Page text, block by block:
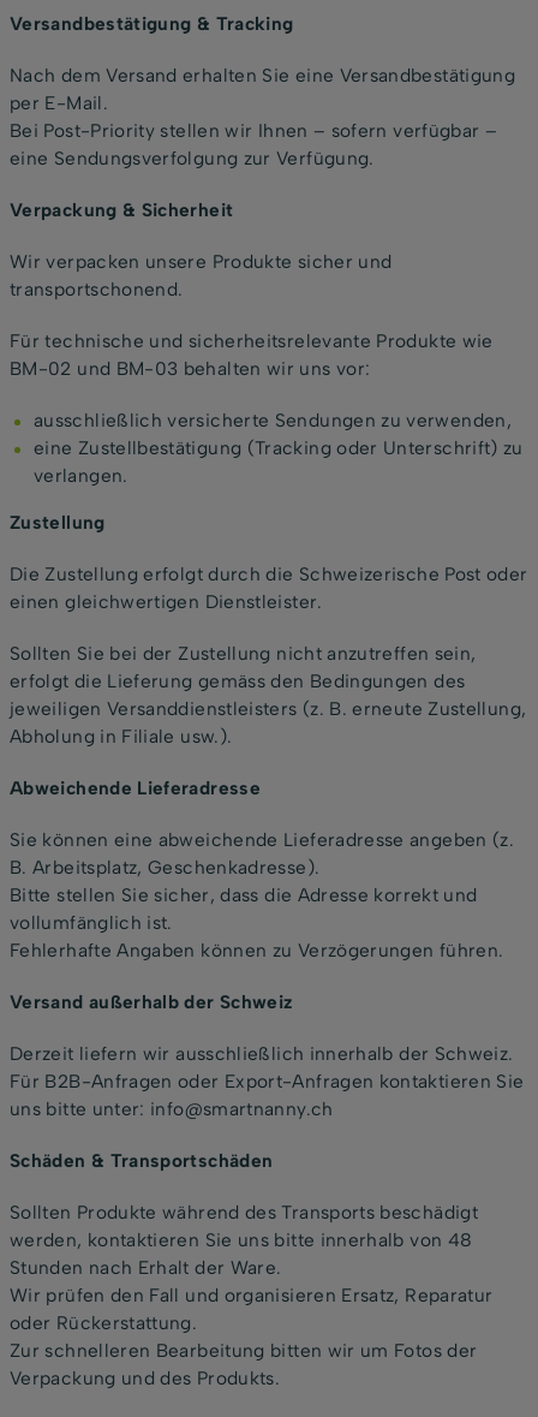
Versandbestätigung & Tracking
Nach dem Versand erhalten Sie eine Versandbestätigung
per E-Mail.
Bei Post-Priority stellen wir Ihnen – sofern verfügbar –
eine Sendungsverfolgung zur Verfügung.
Verpackung & Sicherheit
Wir verpacken unsere Produkte sicher und
transportschonend.
Für technische und sicherheitsrelevante Produkte wie
BM-02 und BM-03 behalten wir uns vor:
ausschließlich versicherte Sendungen zu verwenden,
eine Zustellbestätigung (Tracking oder Unterschrift) zu
verlangen.
Zustellung
Die Zustellung erfolgt durch die Schweizerische Post oder
einen gleichwertigen Dienstleister.
Sollten Sie bei der Zustellung nicht anzutreffen sein,
erfolgt die Lieferung gemäss den Bedingungen des
jeweiligen Versanddienstleisters (z. B. erneute Zustellung,
Abholung in Filiale usw.).
Abweichende Lieferadresse
Sie können eine abweichende Lieferadresse angeben (z.
B. Arbeitsplatz, Geschenkadresse).
Bitte stellen Sie sicher, dass die Adresse korrekt und
vollumfänglich ist.
Fehlerhafte Angaben können zu Verzögerungen führen.
Versand außerhalb der Schweiz
Derzeit liefern wir ausschließlich innerhalb der Schweiz.
Für B2B-Anfragen oder Export-Anfragen kontaktieren Sie
uns bitte unter: info@smartnanny.ch
Schäden & Transportschäden
Sollten Produkte während des Transports beschädigt
werden, kontaktieren Sie uns bitte innerhalb von 48
Stunden nach Erhalt der Ware.
Wir prüfen den Fall und organisieren Ersatz, Reparatur
oder Rückerstattung.
Zur schnelleren Bearbeitung bitten wir um Fotos der
Verpackung und des Produkts.